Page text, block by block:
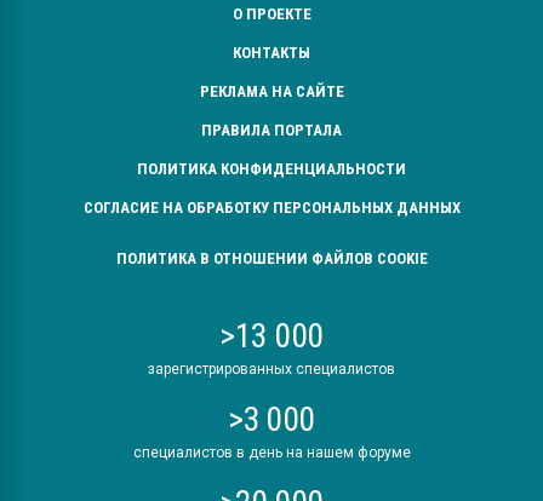
О ПРОЕКТЕ
КОНТАКТЫ
РЕКЛАМА НА САЙТЕ
ПРАВИЛА ПОРТАЛА
ПОЛИТИКА КОНФИДЕНЦИАЛЬНОСТИ
СОГЛАСИЕ НА ОБРАБОТКУ ПЕРСОНАЛЬНЫХ ДАННЫХ
ПОЛИТИКА В ОТНОШЕНИИ ФАЙЛОВ COOKIE
>13 000
зарегистрированных специалистов
>3 000
специалистов в день на нашем форуме